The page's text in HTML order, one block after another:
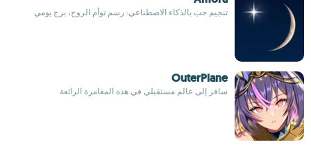
تنجيم حب بالذكاء الاصطناعي: رسم توأم الروح، برج يومي
OuterPlane
سافر إلى عالم مستقبلي في هذه المغامرة الرائعة